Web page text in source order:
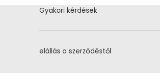
Gyakori kérdések
elállás a szerződéstől